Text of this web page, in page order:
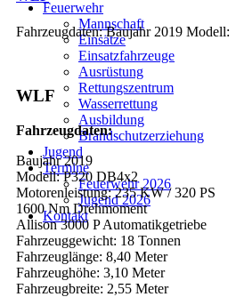
Feuerwehr
Mannschaft
Einsätze
Einsatzfahrzeuge
Ausrüstung
Rettungszentrum
Wasserrettung
Ausbildung
Brandschutzerziehung
Jugend
Termine
Feuerwehr 2026
Jugend 2026
Kontakt
Fahrzeugdaten: Baujahr 2019 Modell:
WLF
Fahrzeugdaten:
Baujahr 2019
Modell: P320 DB4x2
Motorenleistung: 235 KW / 320 PS
1600 Nm Drehmoment
Allison 3000 P Automatikgetriebe
Fahrzeuggewicht: 18 Tonnen
Fahrzeuglänge: 8,40 Meter
Fahrzeughöhe: 3,10 Meter
Fahrzeugbreite: 2,55 Meter